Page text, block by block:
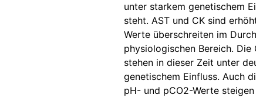
unter starkem genetischem
steht. AST und CK sind erhöht,
Werte überschreiten im
physiologischen Bereich. Die
stehen in dieser Zeit unter
genetischem Einfluss. Auch
pH- und pCO2-Werte steigen